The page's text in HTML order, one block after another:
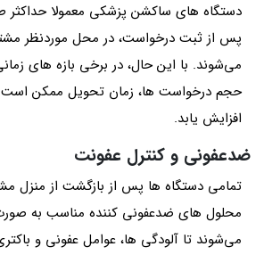
پس از ثبت درخواست، در محل موردنظر
می‌شوند. با این حال، در برخی بازه های
افزایش یابد.
ضدعفونی و کنترل عفونت
تمامی دستگاه ها پس از بازگشت از منزل
محلول های ضدعفونی کننده مناسب به
می‌شوند تا آلودگی ها، عوامل عفونی و